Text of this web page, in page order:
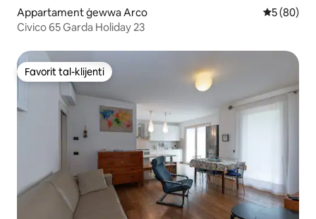
Appartament ġewwa Arco Rating
5 (80)
Civico 65 Garda Holiday 23
Favorit tal-klijenti
Favorit tal-klijenti